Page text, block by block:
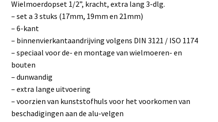
Wielmoerdopset 1/2”, kracht, extra lang 3-dlg.
– set a 3 stuks (17mm, 19mm en 21mm)
– 6-kant
– binnenvierkantaandrijving volgens DIN 3121 / ISO 1174
– speciaal voor de- en montage van wielmoeren- en
bouten
– dunwandig
– extra lange uitvoering
– voorzien van kunststofhuls voor het voorkomen van
beschadigingen aan de alu-velgen